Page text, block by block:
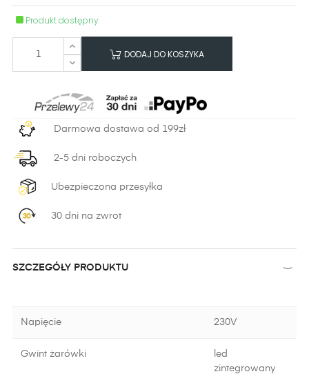
Produkt dostępny
DODAJ DO KOSZYKA
Darmowa dostawa od 199zł
2-5 dni roboczych
Ubezpieczona przesyłka
30 dni na zwrot
SZCZEGÓŁY PRODUKTU
Napięcie 230V
Gwint żarówki
led
zintegrowany